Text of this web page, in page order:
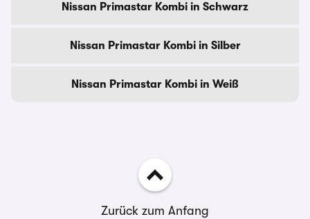
Nissan Primastar Kombi in Schwarz
Nissan Primastar Kombi in Silber
Nissan Primastar Kombi in Weiß
Zurück zum Anfang